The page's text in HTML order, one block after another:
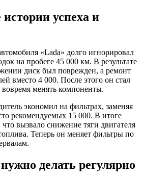
успеха и
«Lada» долго игнорировал
на пробеге 45 000 км. В результате
диск был поврежден, а ремонт
вместо 4 000. После этого он стал
вовремя менять компоненты.
экономил на фильтрах, заменяя
рекомендуемых 15 000. В итоге
вызвало снижение тяги двигателя
Теперь он меняет фильтры по
делать регулярно